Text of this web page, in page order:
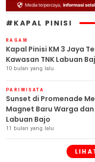
#KAPAL PINISI
RAGAM
Kapal Pinisi KM 3 Jaya
Kawasan TNK Labuan
10 bulan yang lalu
PARIWISATA
Sunset di Promenade
Magnet Baru Warga
Labuan Bajo
11 bulan yang lalu